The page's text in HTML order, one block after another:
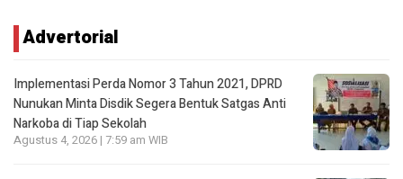
Advertorial
Implementasi Perda Nomor 3 Tahun 2021, DPRD
Nunukan Minta Disdik Segera Bentuk Satgas Anti
Narkoba di Tiap Sekolah
Agustus 4, 2026 | 7:59 am WIB